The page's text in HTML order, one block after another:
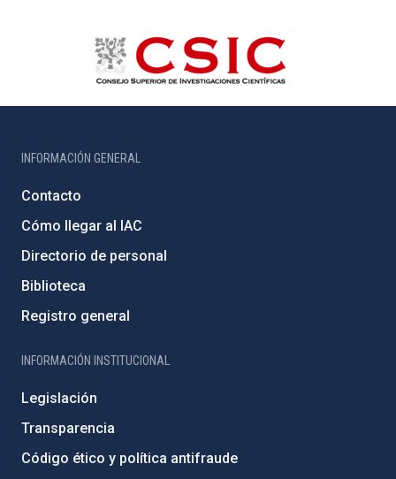
INFORMACIÓN GENERAL
Contacto
Cómo llegar al IAC
Directorio de personal
Biblioteca
Registro general
INFORMACIÓN INSTITUCIONAL
Legislación
Transparencia
Código ético y política antifraude